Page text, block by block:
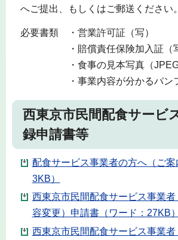
へご提出、もしくはご郵送ください。
必要書類 ・営業許可証（写）
・賠償責任保険加入証（写
・食事の見本写真（JPEG
・事業内容が分かるパンフ
西東京市民間配食サービ
録申請書等
配食サービス事業者の方へ（ご
3KB）
西東京市民間配食サービス事業
容変更）申請書（ワード：27KB）
西東京市民間配食サービス事業